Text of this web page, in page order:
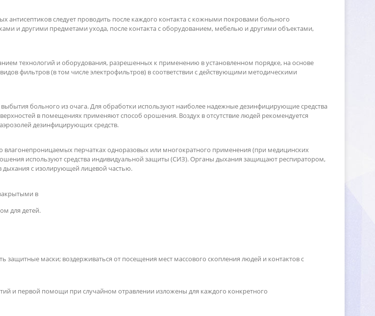
следует проводить после каждого контакта с кожными покровами больного
и другими предметами ухода, после контакта с оборудованием, мебелью и другими объектами,
технологий и оборудования, разрешенных к применению в установленном порядке, на основе
фильтров (в том числе электрофильтров) в соответствии с действующими методическими
больного из очага. Для обработки используют наиболее надежные дезинфицирующие средства
в помещениях применяют способ орошения. Воздух в отсутствие людей рекомендуется
дезинфицирующих средств.
перчатках одноразовых или многократного применения (при медицинских
используют средства индивидуальной защиты (СИЗ). Органы дыхания защищают респиратором,
с изолирующей лицевой частью.
закрытыми
для детей.
маски; воздерживаться от посещения мест массового скопления людей и контактов с
и первой помощи при случайном отравлении изложены для каждого конкретного